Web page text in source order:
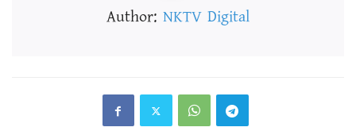
Author: NKTV Digital